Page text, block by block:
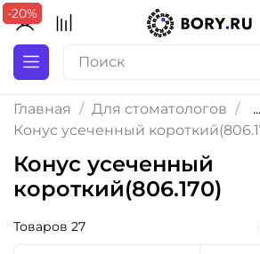
Главная Для стоматологов
...
Конус усеченный
Конус усеченный
короткий(806.170)
Товаров 27
-20%
-20%
-20%
-20%
-20%
-20%
-20%
-20%